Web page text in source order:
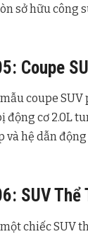
sở hữu
Coupe
mẫu coupe
động cơ 2.0L
và hệ dẫn
SUV
một chiếc SUV